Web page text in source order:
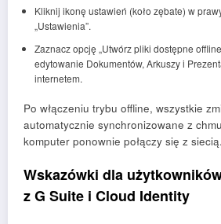
Kliknij ikonę ustawień (koło zębate) w
„Ustawienia”.
Zaznacz opcję „Utwórz pliki dostępne
edytowanie Dokumentów, Arkuszy i
internetem.
Po włączeniu trybu offline, wszystkie
automatycznie synchronizowane z
komputer ponownie połączy się z siecią.
Wskazówki dla
z G Suite i Cloud Identity